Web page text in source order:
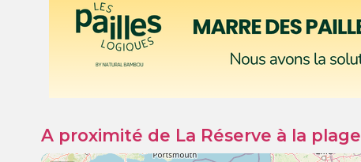
A proximité de La Réserve à la plage